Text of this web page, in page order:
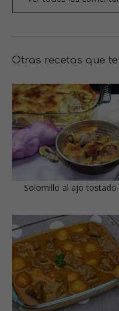
Otras recetas que
Solomillo al ajo tostado